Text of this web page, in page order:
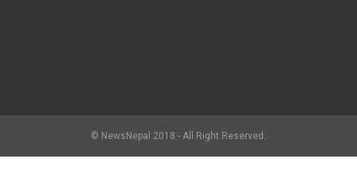
© NewsNepal 2018 - All Right Reserved.
newsnepal.com